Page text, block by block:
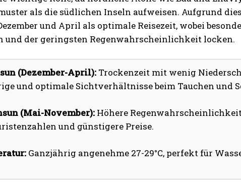
als die südlichen Inseln aufweisen. Aufgrund
und April als optimale Reisezeit, wobei
und der geringsten Regenwahrscheinlichkeit locken.
(Dezember-April): Trockenzeit mit wenig
und optimale Sichtverhältnisse beim Tauchen und
(Mai-November): Höhere
und günstigere Preise.
Ganzjährig angenehme 27-29°C, perfekt für